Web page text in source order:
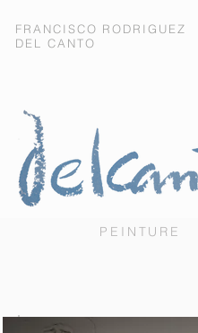
FRANCISCO RODRIGUEZ
DEL CANTO
PEINTURE